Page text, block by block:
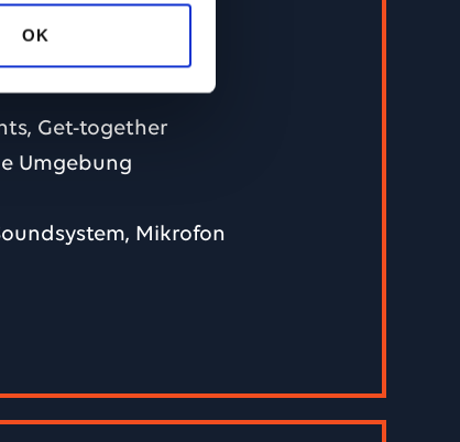
OK
U-Form, Block, Stuhlreihen,
Whiteboard), Soundsystem,
den
für das
Für
einerGet-together
Umgebung
Mikrofon